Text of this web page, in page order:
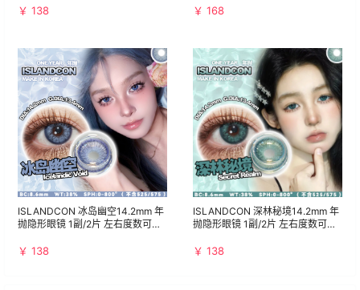
广场
广场
肉桂桃子真的哐哐的种草
2025-02-20
16:21:15
广场
音乐节主打装备🤟🏻做最靓的一个
2025-02-20
16:19:32
广场
大直径爱好者终于找到增大巨
2025-02-04
15:36:38
￥ 138 ￥ 168
ISLANDCON 冰岛幽空14.2mm 年
抛隐形眼镜 1副/2片 左右度数可不
￥ 138
ISLANDCON 深林秘境14.2mm 年
抛隐形眼镜 1副/2片 左右度数可不
￥ 138